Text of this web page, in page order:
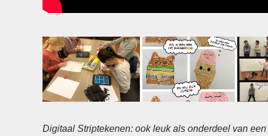
Digitaal Striptekenen: ook leuk als onderdeel van een